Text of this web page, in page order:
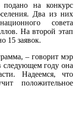
на конкурс
Два из них
совета
На второй этап
15 заявок.
– говорит мэр
году она
Надеемся, что
положительное